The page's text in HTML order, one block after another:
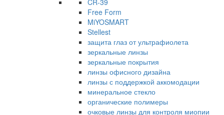
CR-39
Free Form
MiYOSMART
Stellest
защита глаз от ультрафиолета
зеркальные линзы
зеркальные покрытия
линзы офисного дизайна
линзы с поддержкой аккомодации
минеральное стекло
органические полимеры
очковые линзы для контроля миопии